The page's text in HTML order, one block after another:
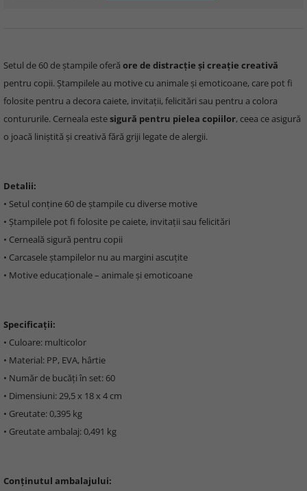
Setul de 60 de ștampile oferă ore de distracție și creație creativă
pentru copii. Ștampilele au motive cu animale și emoticoane, care pot fi
folosite pentru a decora caiete, invitații, felicitări sau pentru a colora
contururile. Cerneala estesigură pentru pielea copiilor, ceea ce asigură
o joacă liniștită și creativă fără griji legate de alergii.
Detalii:
• Setul conține 60 de ștampile cu diverse motive
• Ștampilele pot fi folosite pe caiete, invitații sau felicitări
• Cerneală sigură pentru copii
• Carcasele ștampilelor nu au margini ascuțite
• Motive educaționale – animale și emoticoane
Specificații:
• Culoare: multicolor
• Material: PP, EVA, hârtie
• Număr de bucăți în set: 60
• Dimensiuni: 29,5 x 18 x 4 cm
• Greutate: 0,395 kg
• Greutate ambalaj: 0,491 kg
Conținutul ambalajului: